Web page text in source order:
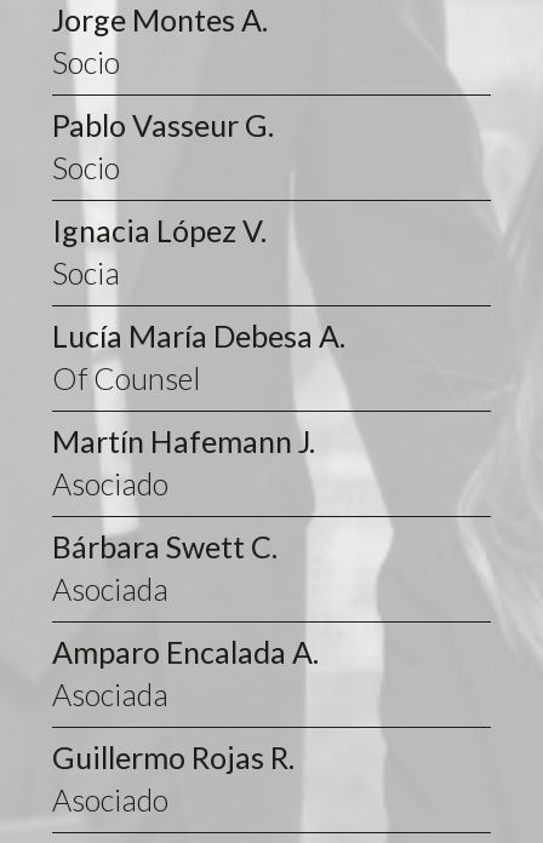
Jorge Montes A.
Socio
Pablo Vasseur G.
Socio
Ignacia López V.
Socia
Lucía María Debesa A.
Of Counsel
Martín Hafemann J.
Asociado
Bárbara Swett C.
Asociada
Amparo Encalada A.
Asociada
Guillermo Rojas R.
Asociado